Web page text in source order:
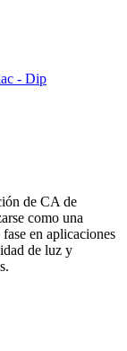
- Dip
de CA de
como una
en aplicaciones
de luz y